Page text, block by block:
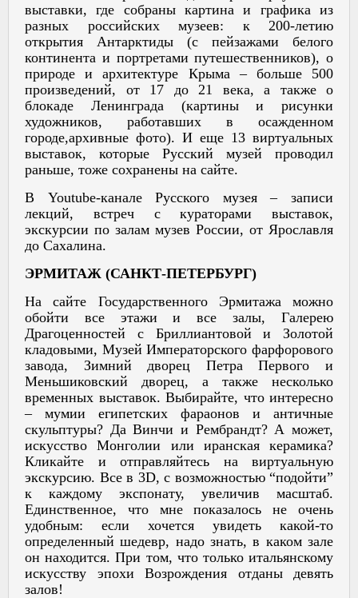
выставки, где собраны картина и графика из
разных российских музеев: к 200-летию
открытия Антарктиды (с пейзажами белого
континента и портретами путешественников), о
природе и архитектуре Крыма – больше 500
произведений, от 17 до 21 века, а также о
блокаде Ленинграда (картины и рисунки
художников, работавших в осажденном
городе,архивные фото). И еще 13 виртуальных
выставок, которые Русский музей проводил
раньше, тоже сохранены на сайте.
В Youtube-канале Русского музея – записи
лекций, встреч с кураторами выставок,
экскурсии по залам музев России, от Ярославля
до Сахалина.
ЭРМИТАЖ (САНКТ-ПЕТЕРБУРГ)
На сайте Государственного Эрмитажа можно
обойти все этажи и все залы, Галерею
Драгоценностей с Бриллиантовой и Золотой
кладовыми, Музей Императорского фарфорового
завода, Зимний дворец Петра Первого и
Меньшиковский дворец, а также несколько
временных выставок. Выбирайте, что интересно
– мумии египетских фараонов и античные
скульптуры? Да Винчи и Рембрандт? А может,
искусство Монголии или иранская керамика?
Кликайте и отправляйтесь на виртуальную
экскурсию. Все в 3D, с возможностью “подойти”
к каждому экспонату, увеличив масштаб.
Единственное, что мне показалось не очень
удобным: если хочется увидеть какой-то
определенный шедевр, надо знать, в каком зале
он находится. При том, что только итальянскому
искусству эпохи Возрождения отданы девять
залов!